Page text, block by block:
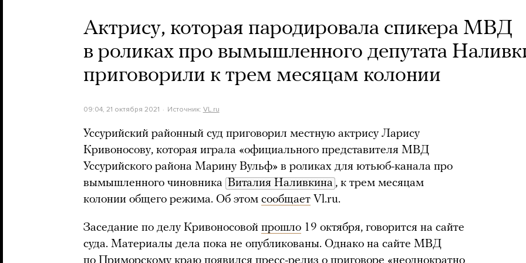
Актрису, которая пародировала спикера МВД
в роликах про вымышленного депутата
приговорили к трем месяцам колонии
09:04, 21 октября 2021 Источник: VL.ru
Уссурийский районный суд приговорил местную актрису Ларису
Кривоносову, которая играла «официального представителя МВД
Уссурийского района Марину Вульф» в роликах для ютьюб-канала про
вымышленного чиновника Виталия Наливкина , к трем месяцам
колонии общего режима. Об этом сообщает Vl.ru.
Заседание по делу Кривоносовой прошло 19 октября, говорится на сайте
суда. Материалы дела пока не опубликованы. Однако на сайте МВД
по Приморскому краю появился пресс-релиз о приговоре «неоднократно